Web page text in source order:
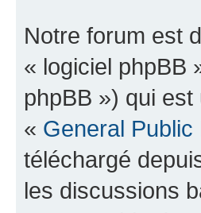
Notre forum est
« logiciel phpBB
phpBB ») qui
« General Public
téléchargé
les discussions